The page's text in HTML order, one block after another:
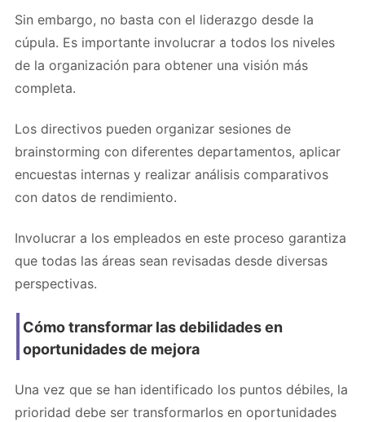
Sin embargo, no basta con el liderazgo desde la
cúpula. Es importante involucrar a todos los niveles
de la organización para obtener una visión más
completa.
Los directivos pueden organizar sesiones de
brainstorming con diferentes departamentos, aplicar
encuestas internas y realizar análisis comparativos
con datos de rendimiento.
Involucrar a los empleados en este proceso garantiza
que todas las áreas sean revisadas desde diversas
perspectivas.
Cómo transformar las debilidades en
oportunidades de mejora
Una vez que se han identificado los puntos débiles, la
prioridad debe ser transformarlos en oportunidades